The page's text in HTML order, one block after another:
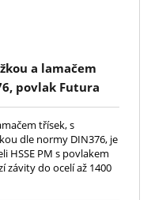
a lamačem
povlak Futura
FNT,
třísek, s
dle normy DIN376, je
HSSE PM s povlakem
závity do ocelí až 1400